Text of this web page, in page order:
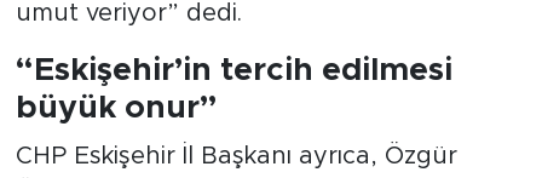
umut veriyor” dedi.
“Eskişehir’in tercih edilmesi
büyük onur”
CHP Eskişehir İl Başkanı ayrıca, Özgür